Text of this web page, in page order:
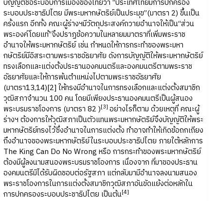
บัญญัติชื่อระบอบการเมืองของไทยว่า “ประเทศไทยมีการปกครอง
ระบอบประชาธิปไตย มีพระมหากษัตริย์เป็นประมุข”(มาตรา 2) ขึ้นเป็น
ครั้งแรก อีกทั้ง คณะผู้ร่างฯมีวัตถุประสงค์ถวายอำนาจให้เป็น“ส่วน
พระองค์โดยแท้”จึงปราฏข้อความในหลายมมาตราที่เพิ่มพระราช
อำนาจให้พระมหากษัตริย์ เช่น กำหนดให้การกระทำของพระมหา
กษัตริย์มีอิสระตามพระราชอัธยาศัย ดังการบัญญัติให้พระมหากษัตริย์
ทรงเลือกและแต่งตั้งประธานองคมนตรีและองคมนตรีตามพระราช
อัธยาศัยและให้การพ้นตำแหน่งไปตามพระราชอัธยาศัย
(มาตรา13,14)[2] ให้ทรงมีอำนาจในการทรงเลือกและแต่งตั้งสมาชิก
วุฒิสภาจำนวน 100 คน โดยมีเพียงประธานองคมนตรีเป็นผู้สนอง
พระบรมราชโองการ (มาตรา 82 )[3] อย่างไรก็ตาม ด้วยเหตุที่ คณะผู้
ร่างฯ ต้องการให้วุฒิสภาเป็นตัวแทนพระมหากษัตริย์จึงบัญญัติให้พระ
มหากษัตริย์ทรงไว้ซึ่งอำนาจในการแต่งตั้ง ทำอาจทำให้เกิดข้อถกเถียง
ถึงอำนาจของพระมหากษัตริย์ในระบอบประชาธิปไตย ภายใต้หลักการ
The King Can Do No Wrong หรือ การกระทำของพระมหากษัตริย์
ต้องมีผู้ลงนามสนองพระบรมราชโองการ เนื่องจาก ที่มาของประธาน
องคมนตรีมิได้รับผิดชอบต่อรัฐสภา แต่กลับมามีอำนาจลงนามสนอง
พระราชโองการในการแต่งตั้งสมาชิกวุฒิสภาอันขัดแย้งต่อหลักใน
การปกครองระบอบประชาธิปไตย เป็นต้น[4]